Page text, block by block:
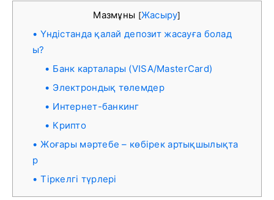
Мазмұны [Жасыру]
Үндістанда қалай депозит жасауға болад
ы?
Банк карталары (VISA/MasterCard)
Электрондық төлемдер
Интернет-банкинг
Крипто
Жоғары мәртебе – көбірек артықшылықта
р
Тіркелгі түрлері